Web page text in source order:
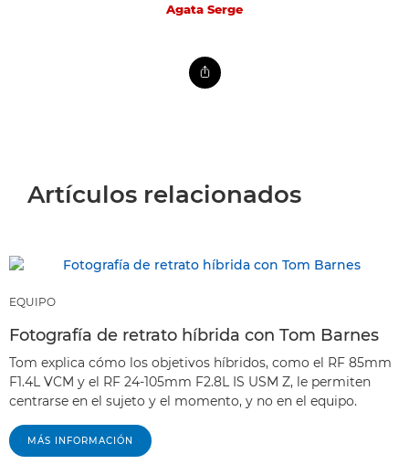
Agata Serge
Artículos relacionados
EQUIPO
Fotografía de retrato híbrida con Tom Barnes
Tom explica cómo los objetivos híbridos, como el RF 85mm
F1.4L VCM y el RF 24-105mm F2.8L IS USM Z, le permiten
centrarse en el sujeto y el momento, y no en el equipo.
MÁS INFORMACIÓN